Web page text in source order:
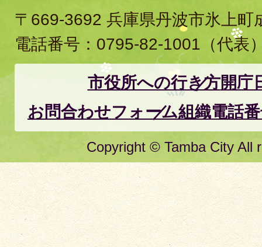
〒669-3692 兵庫県丹波市氷上町
電話番号： 0795-82-1001 （代表
市役所への行き方開庁
お問合わせフォーム組織電話
Copyright © Tamba City All